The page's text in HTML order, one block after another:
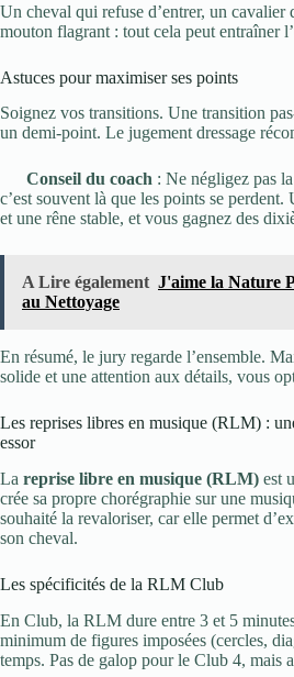
Un cheval qui refuse d’entrer, un cavalier
mouton flagrant : tout cela peut entraîner
Astuces pour maximiser ses points
Soignez vos transitions. Une transition
un demi-point. Le jugement dressage
Conseil du coach : Ne négligez pas
c’est souvent là que les points se
et une rêne stable, et vous gagnez des
A Lire également J'aime la Nature
au Nettoyage
En résumé, le jury regarde l’ensemble.
solide et une attention aux détails, vous
Les reprises libres en musique (RLM) :
essor
La reprise libre en musique (RLM) est
crée sa propre chorégraphie sur une
souhaité la revaloriser, car elle permet
son cheval.
Les spécificités de la RLM Club
En Club, la RLM dure entre 3 et 5
minimum de figures imposées (cercles,
temps. Pas de galop pour le Club 4, mais